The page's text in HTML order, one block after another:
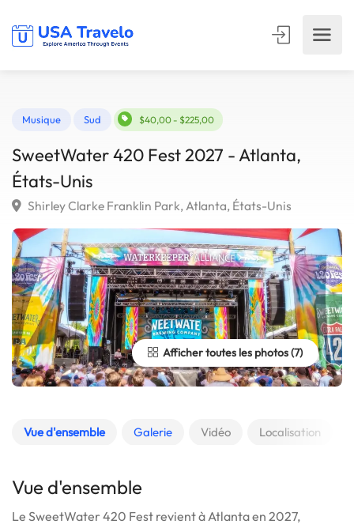
Musique $40,00 - $225,00
SweetWater 420 Fest 2027 - Atlanta,
États-Unis
Afficher toutes les photos
Vue d'ensemble Galerie Vidéo Localisation
Vue d'ensemble
Le SweetWater 420 Fest revient à Atlanta en 2027,